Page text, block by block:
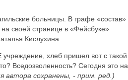
больницы. В графе «состав»
своей странице в «Фейсбуке»
Кислухина.
хлеб пришел вот с такой
Вседозволенность? Сегодня это на
автора сохранены, - прим. ред.)